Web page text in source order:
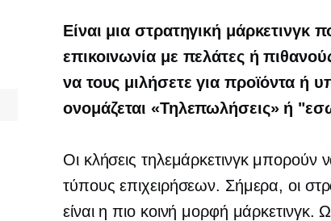
Είναι μια στρατηγική μάρκετινγκ
επικοινωνία με πελάτες ή
να τους μιλήσετε για προϊόντα ή
ονομάζεται «Τηλεπωλήσεις»ή
Οι κλήσεις τηλεμάρκετινγκ
τύπους επιχειρήσεων. Σήμερα, οι
είναι η πιο κοινή μορφή μάρκετινγκ.